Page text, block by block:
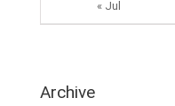
« Jul
Archive